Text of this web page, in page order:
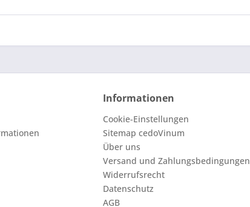
Informationen
Cookie-Einstellungen
Sitemap cedoVinum
Über uns
Versand und Zahlungsbedingungen
Widerrufsrecht
Datenschutz
AGB